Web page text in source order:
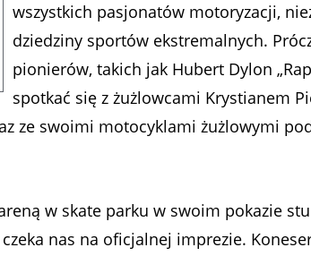
wszystkich pasjonatów motoryzacji,
dziedziny sportów ekstremalnych.
pionierów, takich jak Hubert Dylon
spotkać się z żużlowcami Krystianem
ze swoimi motocyklami żużlowymi
w skate parku w swoim pokazie
nas na oficjalnej imprezie.